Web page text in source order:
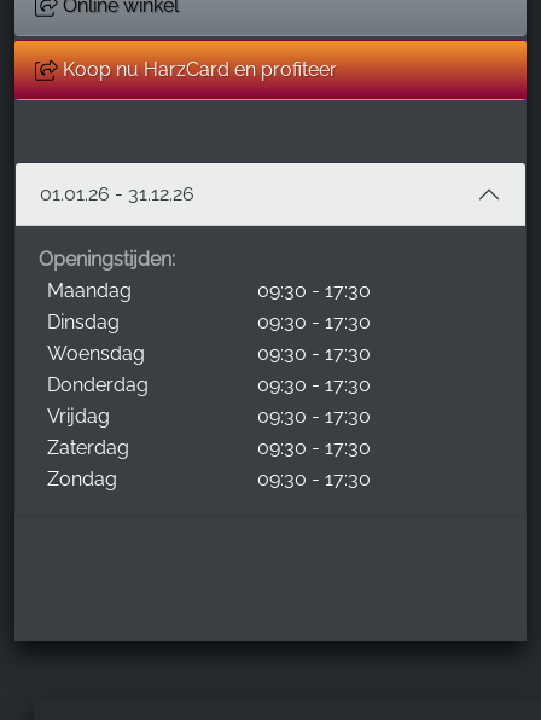
Online winkel
Koop nu HarzCard en profiteer
01.01.26 - 31.12.26
Openingstijden:
Maandag
09:30 - 17:30
Dinsdag
09:30 - 17:30
Woensdag
09:30 - 17:30
Donderdag
09:30 - 17:30
Vrijdag
09:30 - 17:30
Zaterdag
09:30 - 17:30
Zondag
09:30 - 17:30